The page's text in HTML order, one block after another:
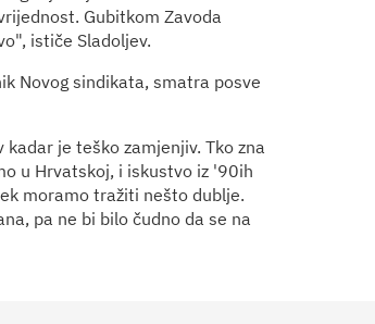
Gubitkom Zavoda
ističe Sladoljev.
Novog sindikata, smatra posve
je teško zamjenjiv. Tko zna
u Hrvatskoj, i iskustvo iz '90­ih
moramo tražiti nešto dublje.
pa ne bi bilo čudno da se na